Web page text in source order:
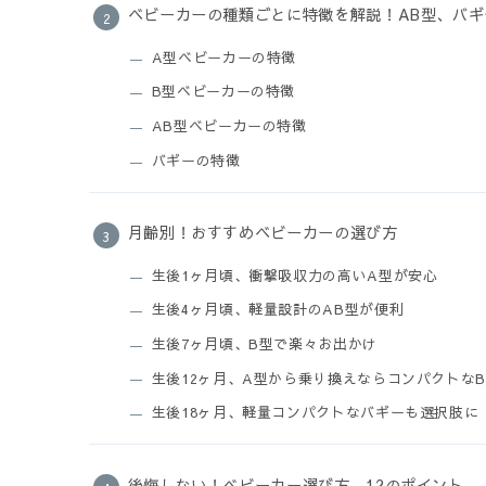
ベビーカーの種類ごとに特徴を解説！AB型、バギ
A型ベビーカーの特徴
B型ベビーカーの特徴
AB型ベビーカーの特徴
バギーの特徴
月齢別！おすすめベビーカーの選び方
生後1ヶ月頃、衝撃吸収力の高いA型が安心
生後4ヶ月頃、軽量設計のAB型が便利
生後7ヶ月頃、B型で楽々お出かけ
生後12ヶ月、A型から乗り換えならコンパクトな
生後18ヶ月、軽量コンパクトなバギーも選択肢に